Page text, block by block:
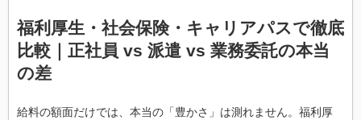
福利厚生・社会保険・キャリアパスで徹底
比較｜正社員 vs 派遣 vs 業務委託の本当
の差
給料の額面だけでは、本当の「豊かさ」は測れません。福利厚